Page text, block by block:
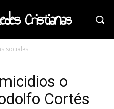
Cristianas
sociales
o
Cortés